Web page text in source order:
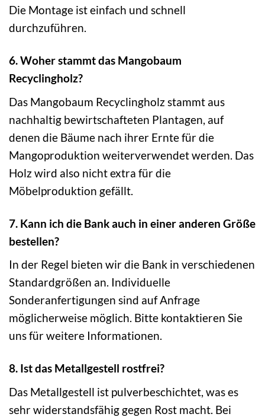
Die Montage ist einfach und schnell
durchzuführen.
6. Woher stammt das Mangobaum
Recyclingholz?
Das Mangobaum Recyclingholz stammt aus
nachhaltig bewirtschafteten Plantagen, auf
denen die Bäume nach ihrer Ernte für die
Mangoproduktion weiterverwendet werden. Das
Holz wird also nicht extra für die
Möbelproduktion gefällt.
7. Kann ich die Bank auch in einer anderen Größe
bestellen?
In der Regel bieten wir die Bank in verschiedenen
Standardgrößen an. Individuelle
Sonderanfertigungen sind auf Anfrage
möglicherweise möglich. Bitte kontaktieren Sie
uns für weitere Informationen.
8. Ist das Metallgestell rostfrei?
Das Metallgestell ist pulverbeschichtet, was es
sehr widerstandsfähig gegen Rost macht. Bei